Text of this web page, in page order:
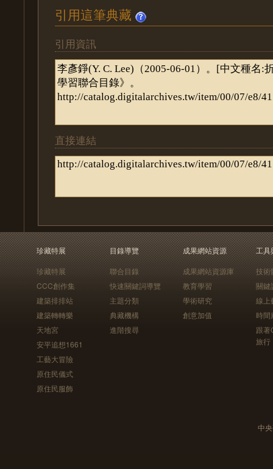
引用這筆典藏
引用資訊
直接連結
珍藏特展
珍藏特展
CCC創作集
建築排排站
建築轉轉樂
天地宮
安平追想1661
工藝大冒險
原住民儀式
原住民服飾
目錄導覽
聯合目錄
快速關鍵詞導覽
主題分類
典藏機構
進階搜尋
成果網站資源
成果網站資源庫
教育學習
學術研究
創意加值
工具
技術
關鍵
線上
時間
跟
旅行
中